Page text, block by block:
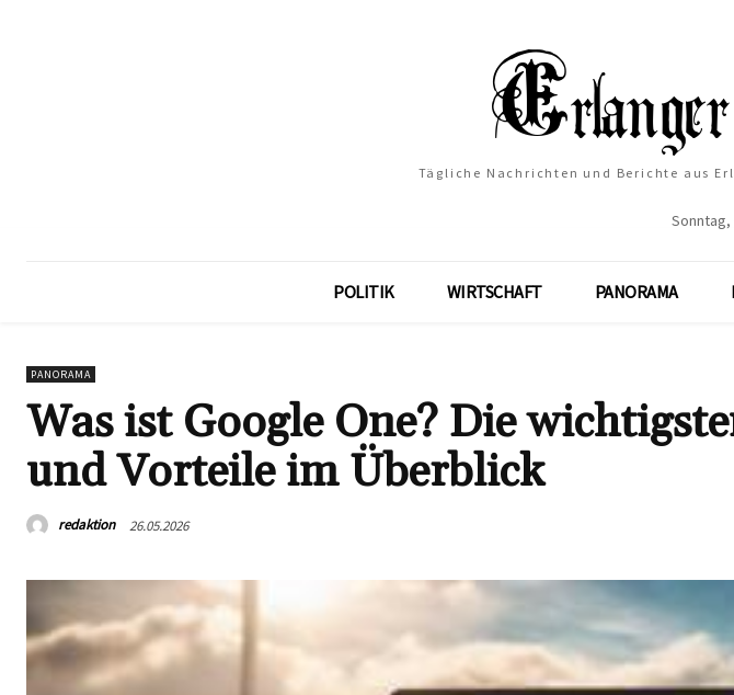
Tägliche Nachrichten und Berichte aus
Sonntag,
POLITIK WIRTSCHAFT PANORAMA
PANORAMA
Was ist Google One? Die
und Vorteile im Überblick
redaktion 26.05.2026